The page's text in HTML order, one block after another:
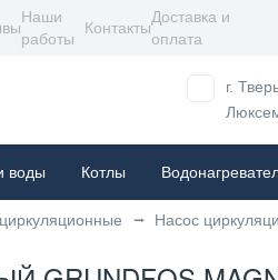
Наши
работы
Контакты
Доставка и
оплата
г.
воды Котлы
Насос